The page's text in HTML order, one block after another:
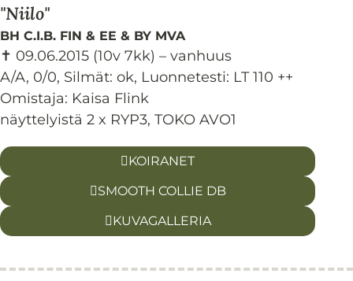
Niilo
BH C.I.B. FIN & EE & BY MVA
✝ 09.06.2015 (10v 7kk) – vanhuus
A/A, 0/0, Silmät: ok, Luonnetesti: LT 110 ++
Omistaja: Kaisa Flink
näyttelyistä 2 x RYP3, TOKO AVO1
KOIRANET
SMOOTH COLLIE DB
KUVAGALLERIA